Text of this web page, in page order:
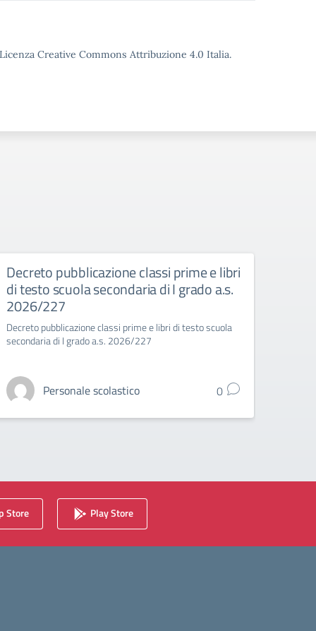
Creative Commons Attribuzione 4.0 Italia.
Decreto pubblicazione classi prime e libri
di testo scuola secondaria di I grado a.s.
2026/227
Decreto pubblicazione classi prime e libri di testo scuola
secondaria di I grado a.s. 2026/227
Personale scolastico 0
Store Play Store